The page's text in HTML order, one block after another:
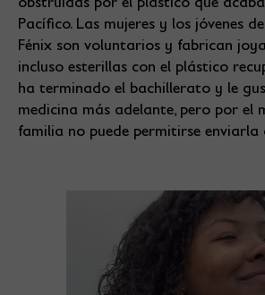
obstruidas por el plástico que
Pacífico. Las mujeres y los jóvenes
Fénix son voluntarios y fabrican
incluso esterillas con el plástico
ha terminado el bachillerato y le
medicina más adelante, pero por el
familia no puede permitirse enviarla